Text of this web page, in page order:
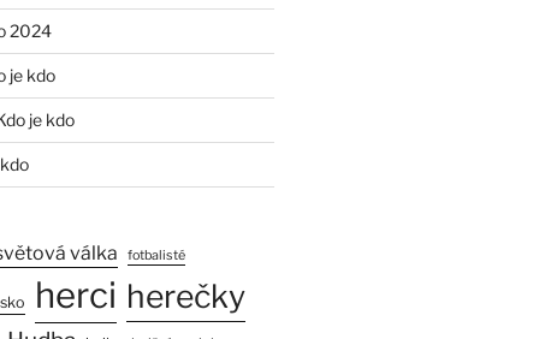
2024
je kdo
je kdo
válka fotbalisté
herci herečky